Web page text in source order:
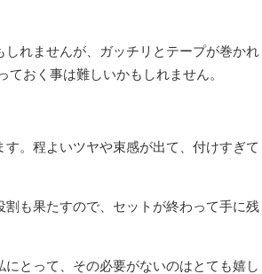
れませんが、ガッチリとテープが巻かれ
おく事は難しいかもしれません。
。程よいツヤや束感が出て、付けすぎて
も果たすので、セットが終わって手に残
とって、その必要がないのはとても嬉し